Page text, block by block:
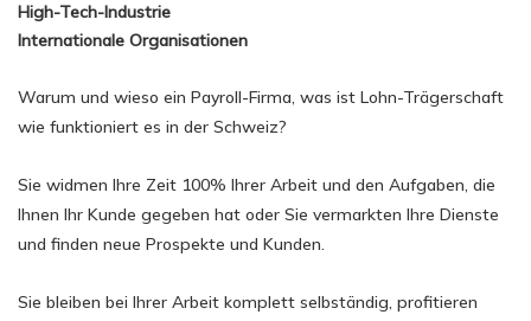
High-Tech-Industrie
Internationale Organisationen
Warum und wieso ein Payroll-Firma, was ist Lohn-Trägerschaft
wie funktioniert es in der Schweiz?
Sie widmen Ihre Zeit 100% Ihrer Arbeit und den Aufgaben, die
Ihnen Ihr Kunde gegeben hat oder Sie vermarkten Ihre Dienste
und finden neue Prospekte und Kunden.
Sie bleiben bei Ihrer Arbeit komplett selbständig, profitieren